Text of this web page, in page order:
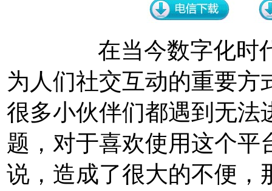
在当今数字化时代
为人们社交互动的重要方
很多小伙伴们都遇到无法
题，对于喜欢使用这个平
说，造成了很大的不便，